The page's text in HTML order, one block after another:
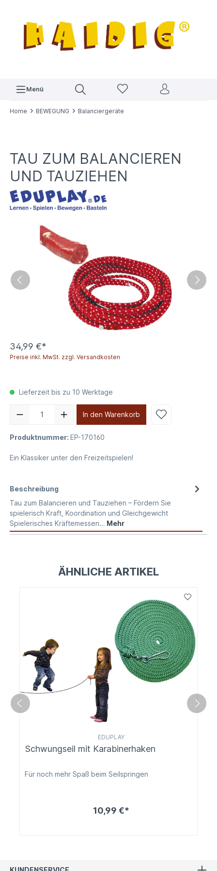
Menü
Home BEWEGUNG Balanciergeräte
TAU ZUM BALANCIEREN
UND TAUZIEHEN
34,99 €*
Preise inkl. MwSt. zzgl. Versandkosten
Lieferzeit bis zu 10 Werktage
In den Warenkorb
Produktnummer: EP-170160
Ein Klassiker unter den Freizeitspielen!
Beschreibung
Tau zum Balancieren und Tauziehen – Fördern Sie
spielerisch Kraft, Koordination und Gleichgewicht
Spielerisches Kräftemessen… Mehr
ÄHNLICHE ARTIKEL
EDUPLAY
Schwungseil mit Karabinerhaken
Für noch mehr Spaß beim Seilspringen
10,99 €*